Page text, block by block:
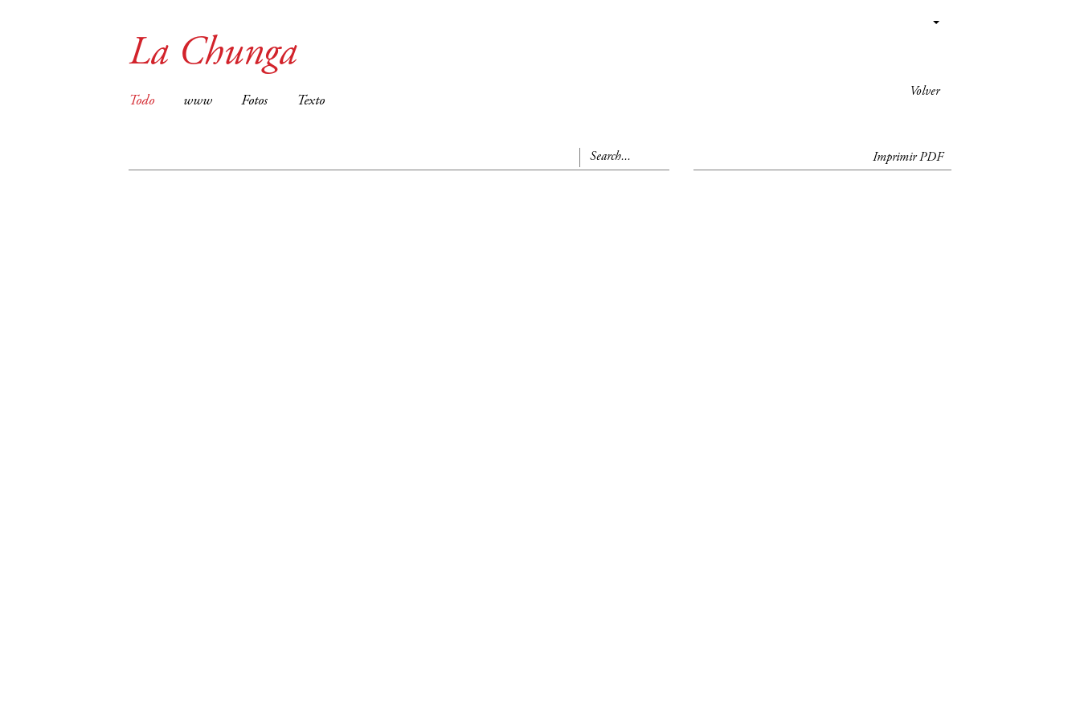
Volver
La Chunga
Todo www Fotos Texto
Imprimir PDF